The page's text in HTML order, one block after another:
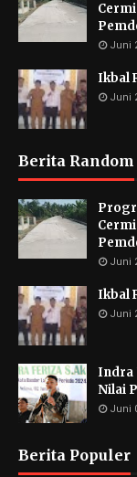
Juni
Ikbal
Juni
Berita Random
Juni
Ikbal
Juni
Indra
Nilai
Juni
Berita Populer